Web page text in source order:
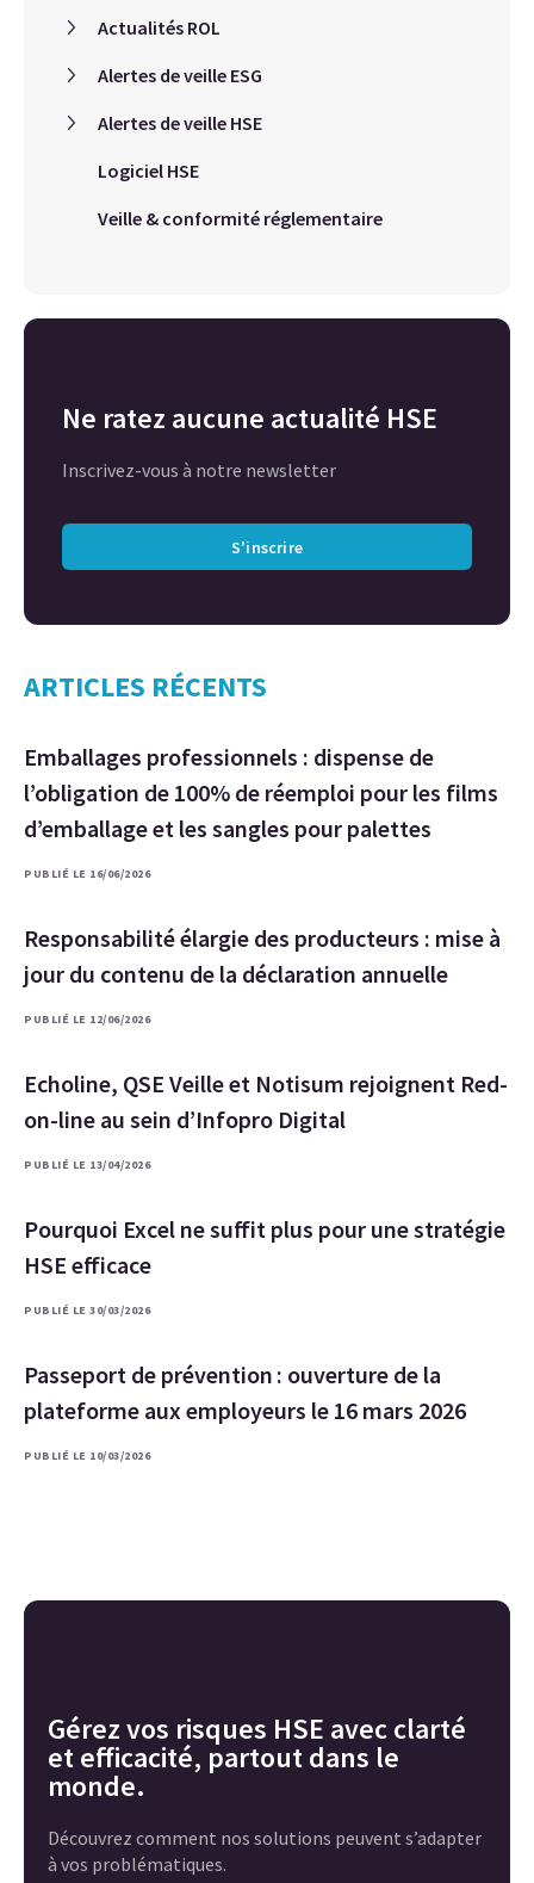
Actualités ROL
Alertes de veille ESG
Alertes de veille HSE
Logiciel HSE
Veille & conformité réglementaire
Ne ratez aucune actualité HSE
Inscrivez-vous à notre newsletter
S'inscrire
ARTICLES RÉCENTS
Emballages professionnels : dispense de
l’obligation de 100% de réemploi pour les films
d’emballage et les sangles pour palettes
PUBLIÉ LE 16/06/2026
Responsabilité élargie des producteurs : mise à
jour du contenu de la déclaration annuelle
PUBLIÉ LE 12/06/2026
Echoline, QSE Veille et Notisum rejoignent Red-
on-line au sein d’Infopro Digital
PUBLIÉ LE 13/04/2026
Pourquoi Excel ne suffit plus pour une stratégie
HSE efficace
PUBLIÉ LE 30/03/2026
Passeport de prévention : ouverture de la
plateforme aux employeurs le 16 mars 2026
PUBLIÉ LE 10/03/2026
Gérez vos risques HSE avec clarté
et efficacité, partout dans le
monde.
Découvrez comment nos solutions peuvent s’adapter
à vos problématiques.